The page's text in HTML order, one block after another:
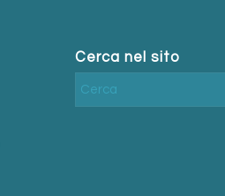
Cerca nel sito